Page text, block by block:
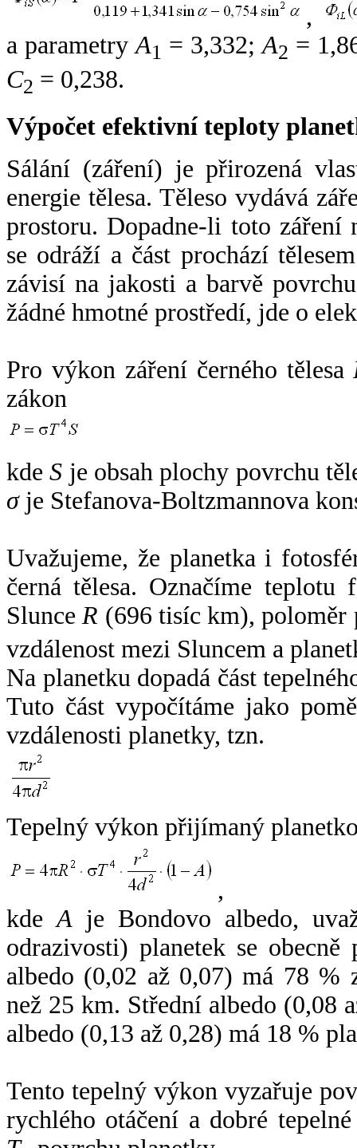
,
a parametryA1 = 3,332;A2 =
C2 = 0,238.
Výpočet efektivní teploty
Sálání (záření) je přirozená
energie tělesa. Těleso vydává
prostoru. Dopadne-li toto záření
se odráží a část prochází
závisí na jakosti a barvě
žádné hmotné prostředí, jde o
Pro výkon záření černého tělesa
zákon
kdeS je obsah plochy povrchu
σje Stefanova-Boltzmannova
Uvažujeme, že planetka i
černá tělesa. Označíme
SlunceR (696 tisíc km),
vzdálenost mezi Sluncem a
Na planetku dopadá část
Tuto část vypočítáme jako
vzdálenosti planetky, tzn.
Tepelný výkon přijímaný
,
kdeA je Bondovo albedo,
odrazivosti) planetek se
albedo (0,02 až 0,07) má 78 %
než 25 km. Střední albedo (0,08
albedo (0,13 až 0,28) má 18 %
Tento tepelný výkon vyzařuje
rychlého otáčení a dobré